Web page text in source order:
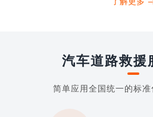
汽车道路救援
简单应用全国统一的标